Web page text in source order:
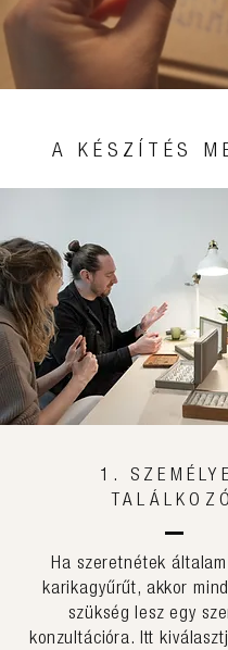
A KÉSZÍTÉS
1.
TALÁLKOZÓ
Ha szeretnétek
karikagyűrűt, akkor
szükség lesz egy
konzultációra. Itt